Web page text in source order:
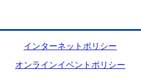
インターネットポリシー
オンラインイベントポリシー